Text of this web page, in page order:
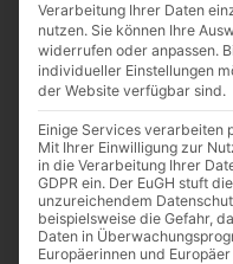
Start/ Quadersteine/Extra
Verarbeitung Ihrer Daten
nutzen. Sie können Ihre
widerrufen oder anpassen.
individueller Einstellungen
der Website verfügbar sind.
Einige Services verarbeiten
Mit Ihrer Einwilligung zur
in die Verarbeitung Ihrer
GDPR ein. Der EuGH stuft
unzureichendem
beispielsweise die Gefahr,
Daten in
Europäerinnen und